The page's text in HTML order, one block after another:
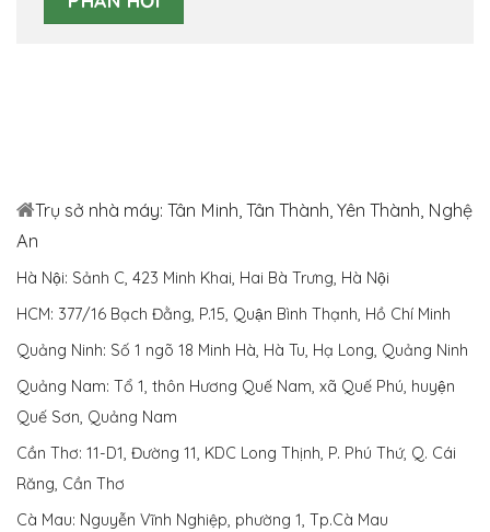
Trụ sở nhà máy: Tân Minh, Tân Thành, Yên Thành, Nghệ
An
Hà Nội: Sảnh C, 423 Minh Khai, Hai Bà Trưng, Hà Nội
HCM: 377/16 Bạch Đằng, P.15, Quận Bình Thạnh, Hồ Chí Minh
Quảng Ninh: Số 1 ngõ 18 Minh Hà, Hà Tu, Hạ Long, Quảng Ninh
Quảng Nam: Tổ 1, thôn Hương Quế Nam, xã Quế Phú, huyện
Quế Sơn, Quảng Nam
Cần Thơ: 11-D1, Đường 11, KDC Long Thịnh, P. Phú Thứ, Q. Cái
Răng, Cần Thơ
Cà Mau: Nguyễn Vĩnh Nghiệp, phường 1, Tp.Cà Mau